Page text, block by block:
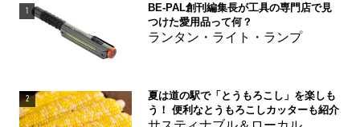
1
BE-PAL創刊編集長が工具の専門店で見
つけた愛用品って何？
ランタン・ライト・ランプ
2
夏は道の駅で「とうもろこし」を楽しも
う！ 便利なとうもろこしカッターも紹介